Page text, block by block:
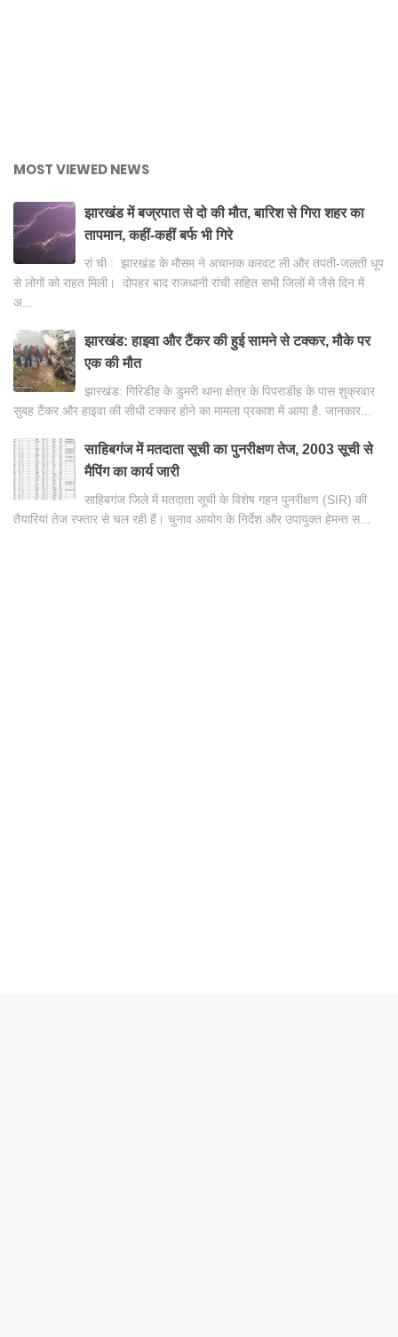
MOST VIEWED NEWS
झारखंड में बज्रपात से दो की मौत, बारिश से गिरा शहर का
तापमान, कहीं-कहीं बर्फ भी गिरे
रां ची : झारखंड के मौसम ने अचानक करवट ली और तपती-जलती धूप
से लोगों को राहत मिली। दोपहर बाद राजधानी रांची सहित सभी जिलों में जैसे दिन में
अ...
झारखंड: हाइवा और टैंकर की हुई सामने से टक्कर, मौके पर
एक की मौत
झारखंड: गिरिडीह के डुमरी थाना क्षेत्र के पिपराडीह के पास शुक्रवार
सुबह टैंकर और हाइवा की सीधी टक्कर होने का मामला प्रकाश में आया है. जानकार...
साहिबगंज में मतदाता सूची का पुनरीक्षण तेज, 2003 सूची से
मैपिंग का कार्य जारी
साहिबगंज जिले में मतदाता सूची के विशेष गहन पुनरीक्षण (SIR) की
तैयारियां तेज रफ्तार से चल रही हैं। चुनाव आयोग के निर्देश और उपायुक्त हेमन्त स...